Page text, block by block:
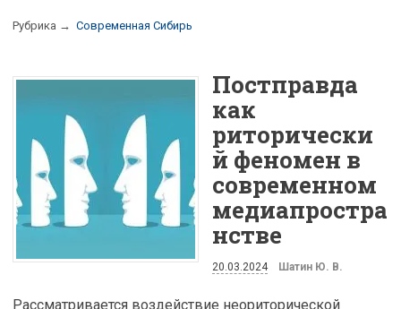
Рубрика → Современная Сибирь
Постправда
как
риторически
й феномен в
современном
медиапростра
нстве
20.03.2024 Шатин Ю. В.
Рассматривается воздействие неориторической